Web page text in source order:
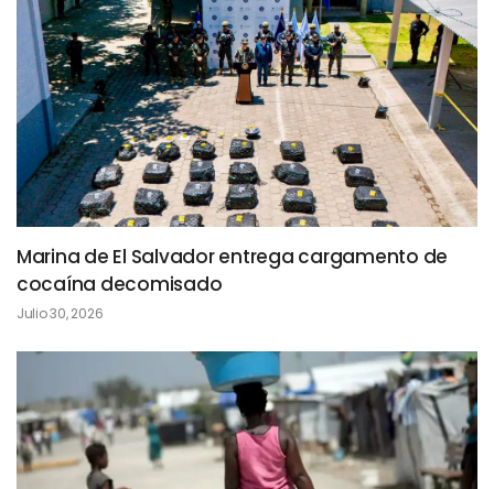
Marina de El Salvador entrega cargamento de
cocaína decomisado
Julio 30, 2026